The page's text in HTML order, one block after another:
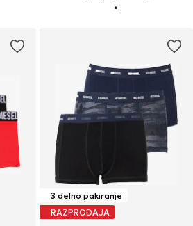
3 delno pakiranje
RAZPRODAJA